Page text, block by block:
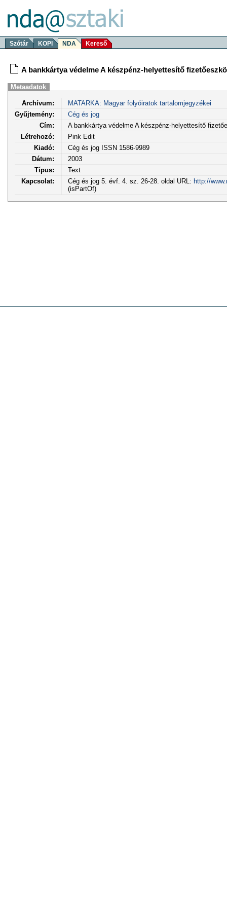
Szótár KOPI NDA Kereső
A bankkártya védelme A készpénz-helyettesítő
Metaadatok
Archívum:
MATARKA: Magyar folyóiratok tartalomjegyzékei
Gyűjtemény:
Cég és jog
Cím:
A bankkártya védelme A készpénz-helyettesítő
Létrehozó:
Pink Edit
Kiadó:
Cég és jog ISSN 1586-9989
Dátum:
2003
Típus:
Text
Kapcsolat:
Cég és jog 5. évf. 4. sz. 26-28. oldal URL: http://
(isPartOf)